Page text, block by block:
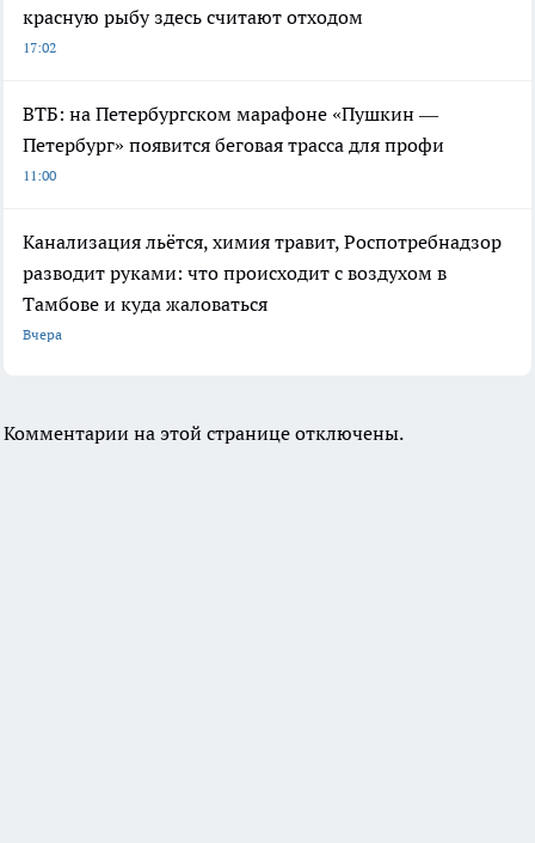
красную рыбу здесь считают отходом
17:02
ВТБ: на Петербургском марафоне «Пушкин —
Петербург» появится беговая трасса для профи
11:00
Канализация льётся, химия травит, Роспотребнадзор
разводит руками: что происходит с воздухом в
Тамбове и куда жаловаться
Вчера
Комментарии на этой странице отключены.